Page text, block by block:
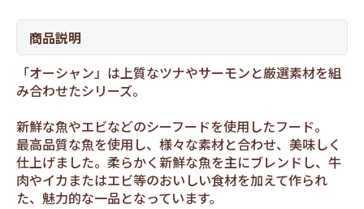
商品説明
「オーシャン」は上質なツナやサーモンと厳選素材を組
み合わせたシリーズ。
新鮮な魚やエビなどのシーフードを使用したフード。
最高品質な魚を使用し、様々な素材と合わせ、美味しく
仕上げました。柔らかく新鮮な魚を主にブレンドし、牛
肉やイカまたはエビ等のおいしい食材を加えて作られ
た、魅力的な一品となっています。